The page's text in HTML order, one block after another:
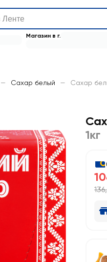
Магазин в г.
— Сахар белый — Сахар
1кг